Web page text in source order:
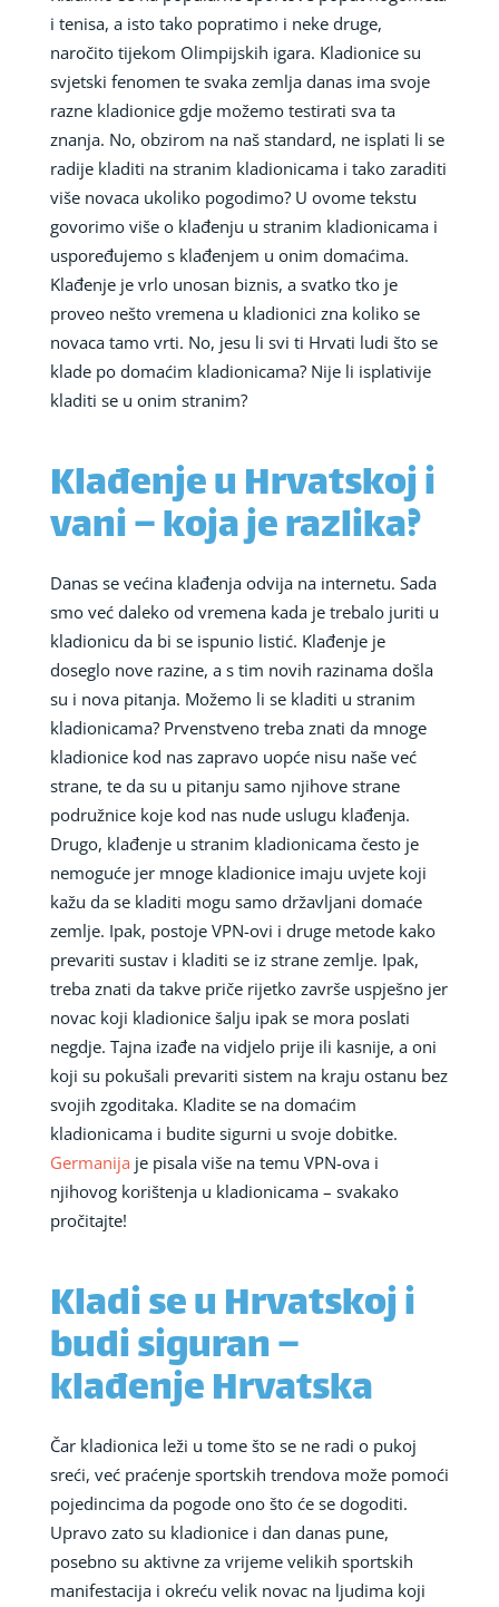
i tenisa, a isto tako popratimo i neke druge,
naročito tijekom Olimpijskih igara. Kladionice su
svjetski fenomen te svaka zemlja danas ima svoje
razne kladionice gdje možemo testirati sva ta
znanja. No, obzirom na naš standard, ne isplati li se
radije kladiti na stranim kladionicama i tako zaraditi
više novaca ukoliko pogodimo? U ovome tekstu
govorimo više o klađenju u stranim kladionicama i
uspoređujemo s klađenjem u onim domaćima.
Klađenje je vrlo unosan biznis, a svatko tko je
proveo nešto vremena u kladionici zna koliko se
novaca tamo vrti. No, jesu li svi ti Hrvati ludi što se
klade po domaćim kladionicama? Nije li isplativije
kladiti se u onim stranim?
Klađenje u Hrvatskoj i
vani – koja je razlika?
Danas se većina klađenja odvija na internetu. Sada
smo već daleko od vremena kada je trebalo juriti u
kladionicu da bi se ispunio listić. Klađenje je
doseglo nove razine, a s tim novih razinama došla
su i nova pitanja. Možemo li se kladiti u stranim
kladionicama? Prvenstveno treba znati da mnoge
kladionice kod nas zapravo uopće nisu naše već
strane, te da su u pitanju samo njihove strane
podružnice koje kod nas nude uslugu klađenja.
Drugo, klađenje u stranim kladionicama često je
nemoguće jer mnoge kladionice imaju uvjete koji
kažu da se kladiti mogu samo državljani domaće
zemlje. Ipak, postoje VPN-ovi i druge metode kako
prevariti sustav i kladiti se iz strane zemlje. Ipak,
treba znati da takve priče rijetko završe uspješno jer
novac koji kladionice šalju ipak se mora poslati
negdje. Tajna izađe na vidjelo prije ili kasnije, a oni
koji su pokušali prevariti sistem na kraju ostanu bez
svojih zgoditaka. Kladite se na domaćim
kladionicama i budite sigurni u svoje dobitke.
Germanija je pisala više na temu VPN-ova i
njihovog korištenja u kladionicama – svakako
pročitajte!
Kladi se u Hrvatskoj i
budi siguran –
klađenje Hrvatska
Čar kladionica leži u tome što se ne radi o pukoj
sreći, već praćenje sportskih trendova može pomoći
pojedincima da pogode ono što će se dogoditi.
Upravo zato su kladionice i dan danas pune,
posebno su aktivne za vrijeme velikih sportskih
manifestacija i okreću velik novac na ljudima koji